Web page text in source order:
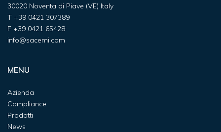
30020 Noventa di Piave (VE) Italy
T +39 0421 307389
F +39 0421 65428
info@sacemi.com
MENU
Azienda
Compliance
Prodotti
News